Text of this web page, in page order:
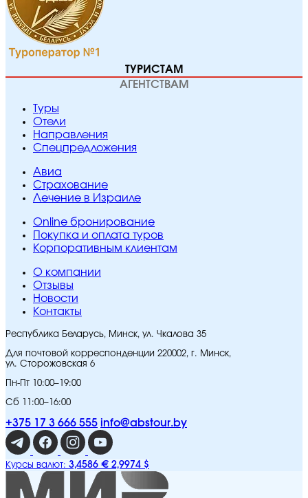
ТУРИСТАМ
АГЕНТСТВАМ
Туры
Отели
Направления
Спецпредложения
Авиа
Страхование
Лечение в Израиле
Online бронирование
Покупка и оплата туров
Корпоративным клиентам
O компании
Отзывы
Новости
Контакты
Республика Беларусь, Минск, ул. Чкалова 35
Для почтовой корреспонденции 220002, г. Минск,
ул. Сторожовская 6
Пн-Пт 10:00–19:00
Сб 11:00–16:00
+375 17 3 666 555 info@abstour.by
Курсы валют: 3,4586 € 2,9974 $